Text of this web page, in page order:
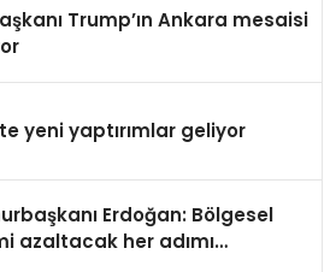
Trump’ın Ankara mesaisi
yeni yaptırımlar geliyor
Erdoğan: Bölgesel
azaltacak her adımı